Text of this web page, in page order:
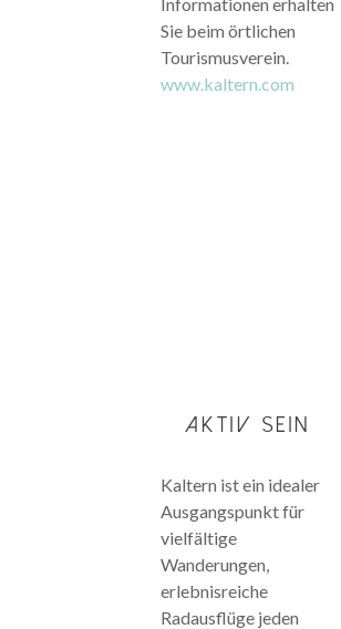
Sie beim örtlichen
Tourismusverein.
www.kaltern.com
AKTIV SEIN
Kaltern ist ein idealer
Ausgangspunkt für
vielfältige
Wanderungen,
erlebnisreiche
Radausflüge jeden